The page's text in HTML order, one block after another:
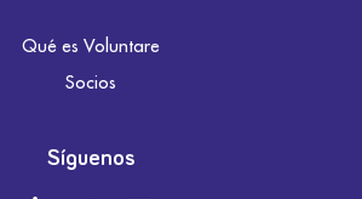
Qué es Voluntare
Socios
Síguenos